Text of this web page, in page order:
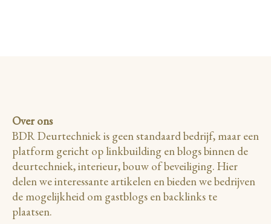
Over ons
BDR Deurtechniek is geen standaard bedrijf, maar een
platform gericht op linkbuilding en blogs binnen de
deurtechniek, interieur, bouw of beveiliging. Hier
delen we interessante artikelen en bieden we bedrijven
de mogelijkheid om gastblogs en backlinks te
plaatsen.